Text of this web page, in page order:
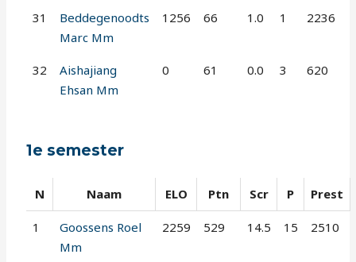
31
Beddegenoodts
Marc Mm
1256 66 1.0 1 2236
32
Aishajiang
Ehsan Mm
0 61 0.0 3 620
1e semester
N Naam ELO Ptn Scr P Prest
1
Goossens Roel
Mm
2259 529 14.5 15 2510